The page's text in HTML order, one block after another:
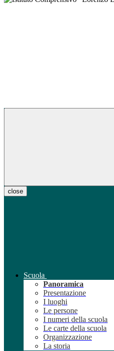
close
Scuola
Panoramica
Presentazione
I luoghi
Le persone
I numeri della scuola
Le carte della scuola
Organizzazione
La storia